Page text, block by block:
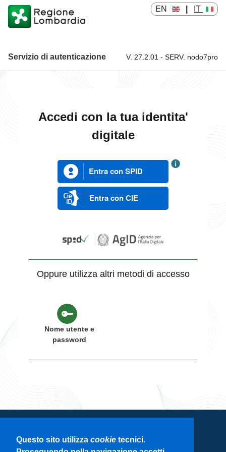
Questo sito utilizza cookie tecnici.
EN IT
Servizio di autenticazione Servizio di autenticazione
V. 27.2.01 - SERV. nodo7pro
Accedi con la tua identita'
digitale
Entra con SPID
Entra con CIE
Oppure utilizza altri metodi di accesso
Nome utente e
password
Servizio di autenticazione di Regione
Lombardia